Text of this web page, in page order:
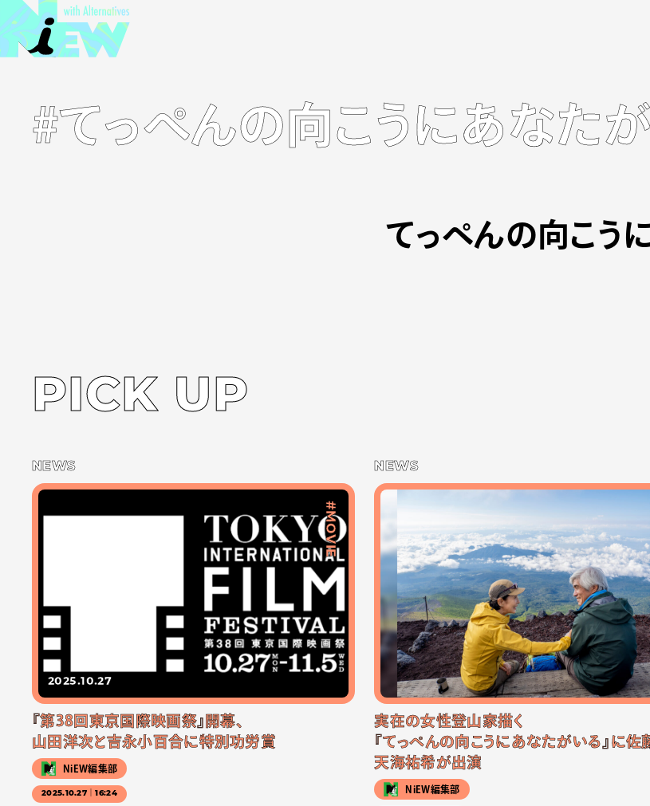
#てっぺんの向こうにあなた
てっぺんの向こう
PICK UP
NEWS
#MOVIE
2025.10.27
『第38回東京国際映画祭』開幕、
山田洋次と吉永小百合に特別功労賞
NiEW編集部
2025.10.27｜16:24
NEWS
実在の女性登山家描く
『てっぺんの向こうにあなたがいる』に佐
天海祐希が出演
NiEW編集部